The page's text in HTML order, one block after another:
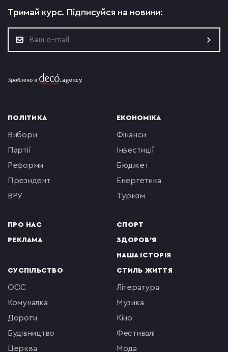
Тримай курс. Підписуйся на новини:
ПОЛІТИКА
вибори
партії
реформи
президент
ВРУ
ПРО НАС
РЕКЛАМА
ЕКОНОМІКА
фінанси
інвестиції
бюджет
енергетика
туризм
СПОРТ
ЗДОРОВ'Я
НАША ІСТОРІЯ
СУСПІЛЬСТВО
ООС
комуналка
Дороги
будівництво
церква
СТИЛЬ ЖИТТЯ
література
музика
кіно
фестивалі
мода